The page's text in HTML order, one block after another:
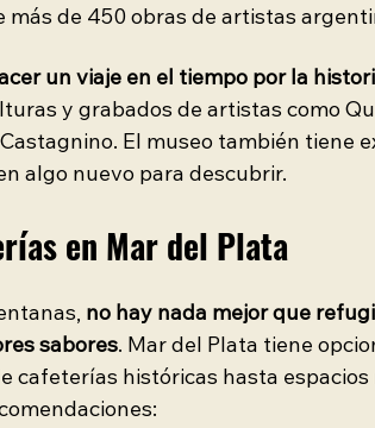
más de 450 obras de artistas
un viaje en el tiempo por la
y grabados de artistas como
El museo también tiene
algo nuevo para descubrir.
en Mar del Plata
no hay nada mejor que
sabores. Mar del Plata tiene
cafeterías históricas hasta